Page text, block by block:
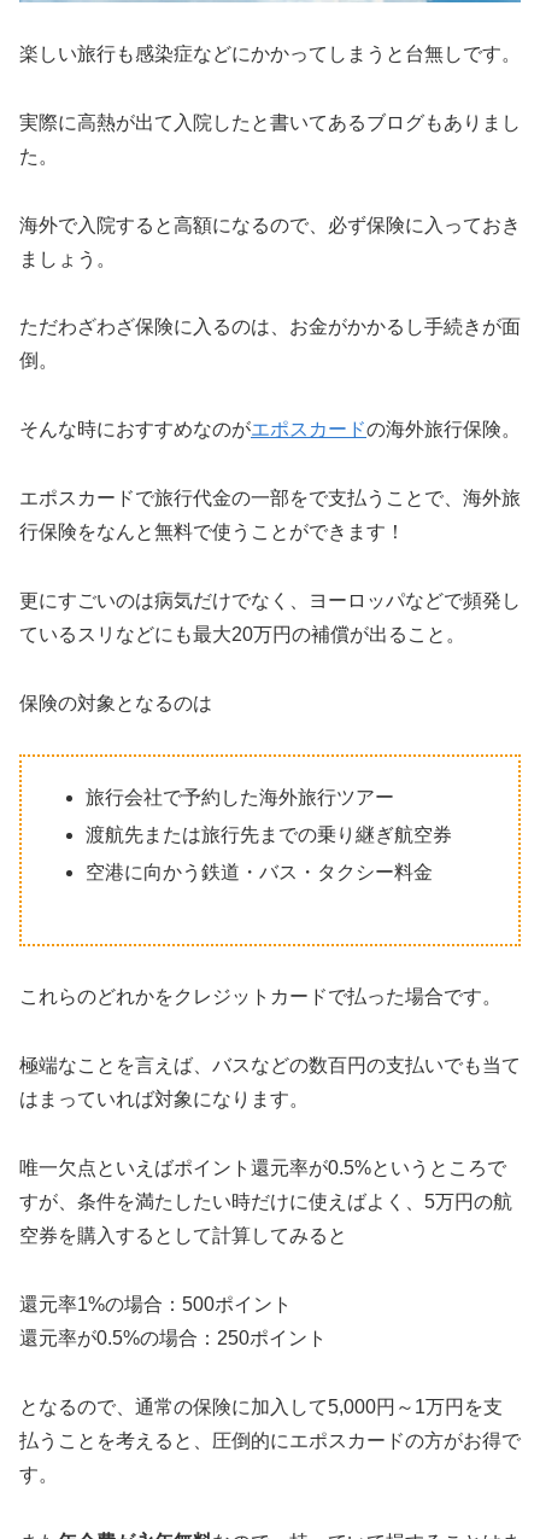
楽しい旅行も感染症などにかかってしまうと台無しです。
実際に高熱が出て入院したと書いてあるブログもありまし
た。
海外で入院すると高額になるので、必ず保険に入っておき
ましょう。
ただわざわざ保険に入るのは、お金がかかるし手続きが面
倒。
そんな時におすすめなのがエポスカードの海外旅行保険。
エポスカードで旅行代金の一部をで支払うことで、海外旅
行保険をなんと無料で使うことができます！
更にすごいのは病気だけでなく、ヨーロッパなどで頻発し
ているスリなどにも最大20万円の補償が出ること。
保険の対象となるのは
旅行会社で予約した海外旅行ツアー
渡航先または旅行先までの乗り継ぎ航空券
空港に向かう鉄道・バス・タクシー料金
これらのどれかをクレジットカードで払った場合です。
極端なことを言えば、バスなどの数百円の支払いでも当て
はまっていれば対象になります。
唯一欠点といえばポイント還元率が0.5%というところで
すが、条件を満たしたい時だけに使えばよく、5万円の航
空券を購入するとして計算してみると
還元率1%の場合：500ポイント
還元率が0.5%の場合：250ポイント
となるので、通常の保険に加入して5,000円～1万円を支
払うことを考えると、圧倒的にエポスカードの方がお得で
す。